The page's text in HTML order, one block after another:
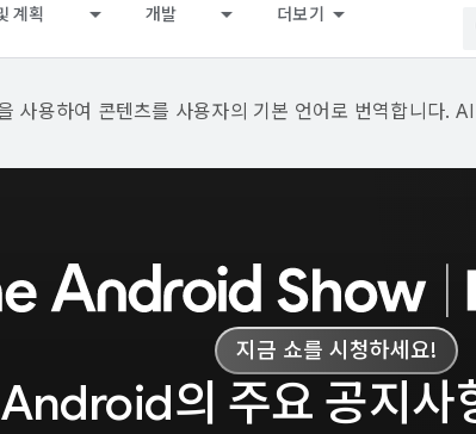
계획 개발 더보기
사용하여 콘텐츠를 사용자의 기본 언어로 번역합니다.
지금 쇼를 시청하세요!
의 주요 공지사